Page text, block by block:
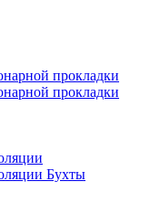
прокладки
прокладки
Бухты